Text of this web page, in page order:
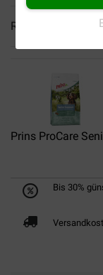
Reviews
Prins ProCare
Bis 30%